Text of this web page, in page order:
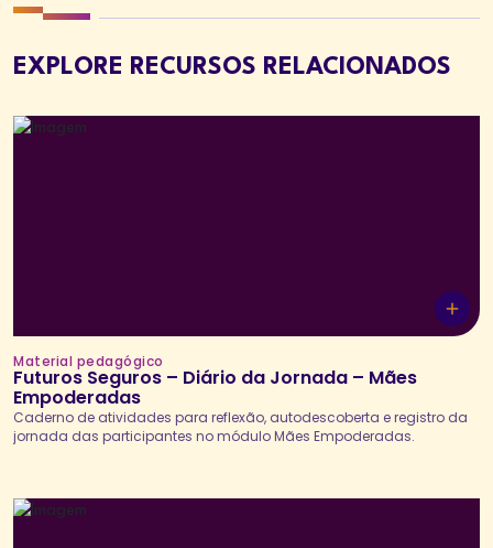
EXPLORE RECURSOS RELACIONADOS
Material pedagógico
Futuros Seguros – Diário da Jornada – Mães
Empoderadas
Caderno de atividades para reflexão, autodescoberta e registro da
jornada das participantes no módulo Mães Empoderadas.